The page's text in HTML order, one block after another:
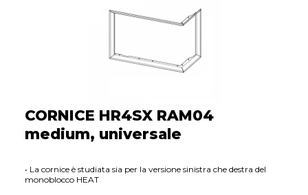
CORNICE HR4SX RAM04
medium, universale
• La cornice è studiata sia per la versione sinistra che destra del
monoblocco HEAT